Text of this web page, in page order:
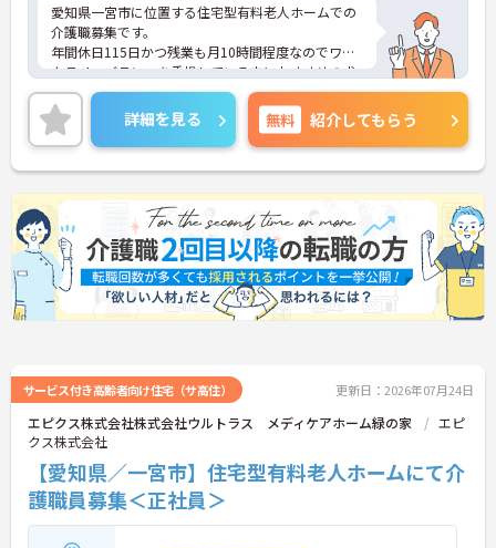
愛知県一宮市に位置する住宅型有料老人ホームでの
介護職募集です。
年間休日115日かつ残業も月10時間程度なのでワー
クライフバランスを重視している方におすすめの求
人です。
ご興味のある方はご面接のポイントお伝えしますの
でご気軽にお問合せください。
詳細を見る 無料 紹介してもらう
サービス付き高齢者向け住宅（サ高住） 更新日：2026年07月24日
エピクス株式会社株式会社ウルトラス メディケアホーム緑の家
エピ
クス株式会社
【愛知県／一宮市】住宅型有料老人ホームにて介
護職員募集＜正社員＞